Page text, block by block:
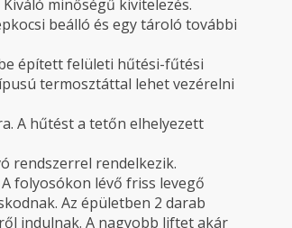
minőségű kivitelezés.
beálló és egy tároló további
épített felületi hűtési-fűtési
termosztáttal lehet vezérelni
A hűtést a tetőn elhelyezett
rendszerrel rendelkezik.
folyosókon lévő friss levegő
Az épületben 2 darab
indulnak. A nagyobb liftet akár